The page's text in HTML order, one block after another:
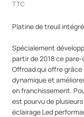
TTC
Platine de treuil
Spécialement
partir de 2018 ce
Offroad qui offre grâce
dynamique et
en franchissement.
est pourvu de
éclairage Led